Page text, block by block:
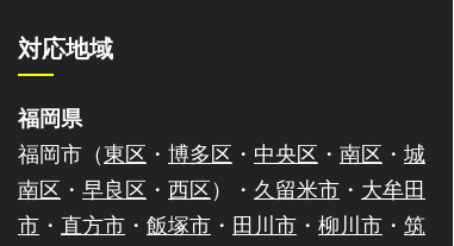
対応地域
福岡県
福岡市（東区 ・ 博多区 ・ 中央区 ・ 南区 ・ 城
南区 ・ 早良区 ・ 西区）・ 久留米市 ・ 大牟田
市 ・ 直方市 ・ 飯塚市 ・ 田川市 ・ 柳川市 ・ 筑